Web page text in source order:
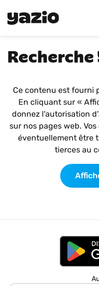
Recherche
Ce contenu est fourni
En cliquant sur «
donnez l'autorisation
sur nos pages web.
éventuellement être
tierces au